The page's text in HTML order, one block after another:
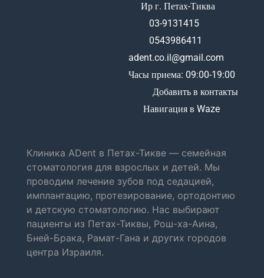
Ир г. Петах-Тиква
03-9131415
0543986411
adent.co.il@gmail.com
Часы приема: 09:00-19:00
Добавить в контакты
Навигация в Waze
Клиника ADent в Петах-Тикве — семейная
стоматология для взрослых и детей. Мы
проводим лечение зубов под седацией,
имплантацию, протезирование, ортодонтию
и детскую стоматологию. Нас выбирают
пациенты из Петах-Тиквы, Рош-ха-Аина,
Бней-Брака, Рамат-Гана и других городов
центра Израиля.